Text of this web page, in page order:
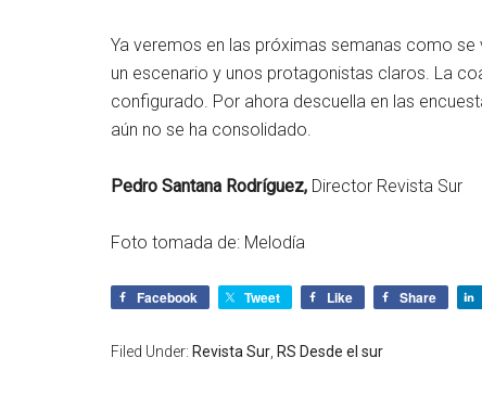
Ya veremos en las próximas semanas como
un escenario y unos protagonistas claros. La
configurado. Por ahora descuella en las
aún no se ha consolidado.
Pedro Santana Rodríguez, Director Revista Sur
Foto tomada de: Melodía
Facebook Tweet Like Share
Filed Under: Revista Sur RS Desde el sur